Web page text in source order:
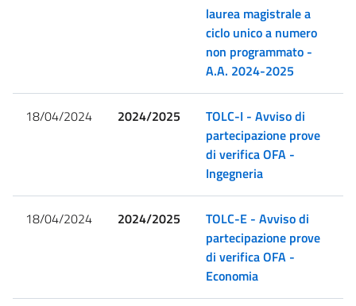
laurea magistrale a
ciclo unico a numero
non programmato -
A.A. 2024-2025
18/04/2024 2024/2025
TOLC-I - Avviso di
partecipazione prove
di verifica OFA -
Ingegneria
18/04/2024 2024/2025
TOLC-E - Avviso di
partecipazione prove
di verifica OFA -
Economia